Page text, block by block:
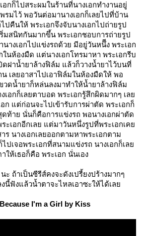
อกก็ไปสระผมในร้านที่นางเอกทำงานอยู่
รมไว้ พอวันต่อมานางเอกก็เลยไปที่บ้าน
ปคืนให้ พระเอกจึงจับนางเอกไปถ่ายรูป
มสนิทกันมากขึ้น พระเอกชอบการถ่ายรูป
นางเอกไปแข่งรถด้วย มีอยู่วันหนึีง พระเอก
ในห้องมืด แต่นางเอกโทรมาหา พระเอกรีบ
ฝาน้ำยาล้างฟิล์ม แล้วก็วางน้ำยาไว้บนที่
น เลยอาสาไปเอาฟิล์มในห้องมืดให้ พอ
ดน้ำยาก็หล่นลงมาทำให้น้ำยาล้างฟิล์ม
เอกก็เลยตาบอด พระเอกรู้สึกผิดมากๆ เลย
ก แต่ก่อนจะไปเข้ารับการผ่าตัด พระเอกก็
ดท้าย นั่นก็คือการแข่งรถ พอนางเอกผ่าตัด
ระเอกอีกเลย แต่มาวันหนึ่งรูปที่พระเอกเคย
นางเอกเลยออกตามหาพระเอกตาม
ปเจอพระเอกที่สนามแข่งรถ นางเอกก็เลย
ให้เธอก็คือ พระเอก นั่นเอง
ะ ถ้าเป็นซีรีส์คงจะดังเปรี้ยงปร้างมากๆ
นี้ฟังแล้วน้ำตาจะไหลเอาซะให้ได้เลย
I'm a Girl by Kiss